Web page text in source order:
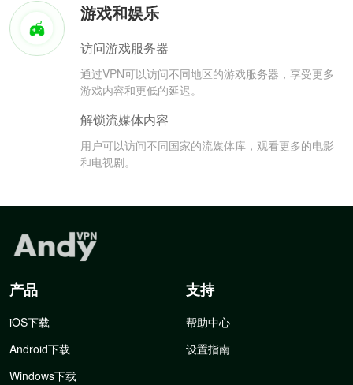
游戏和娱乐
访问游戏服务器
通过VPN可以访问不同地区的游戏服务器，享受更多
游戏内容和更低的延迟。
解锁流媒体内容
用户可以访问不同国家的流媒体库，观看更多的电影
和电视剧。
产品
iOS下载
Android下载
Windows下载
支持
帮助中心
设置指南